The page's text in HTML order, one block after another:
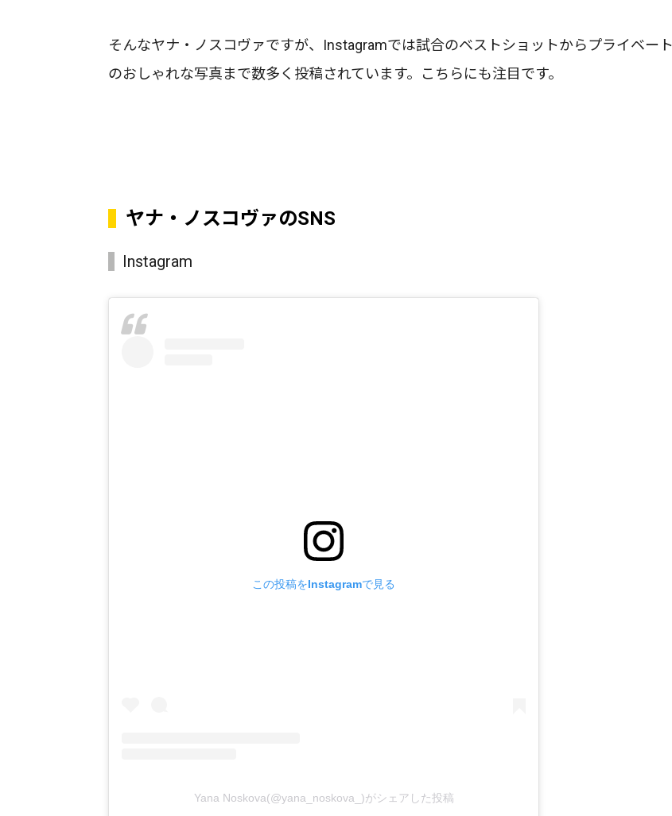
そんなヤナ・ノスコヴァですが、Instagramでは試合のベストショットからプライベート
のおしゃれな写真まで数多く投稿されています。こちらにも注目です。
ヤナ・ノスコヴァのSNS
Instagram
この投稿をInstagramで見る
Yana Noskova(@yana_noskova_)がシェアした投稿